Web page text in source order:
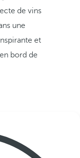
de vins
une
et
bord de